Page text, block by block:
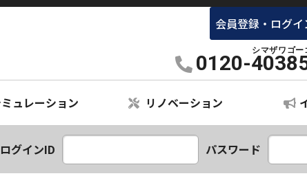
住宅×リノベーション専門店 SHIMAKEY(シマケイ)
会員登録・ログイ
0120-
ュレーション
ュレーション
ーションプラン
リノベーション
ログインID パスワード